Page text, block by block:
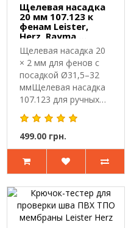
Щелевая насадка
20 мм 107.123 к
фенам Leister,
Herz, Rayma,
Goodizol, Neico и
другим
Щелевая насадка 20
× 2 мм для фенов с
посадкой Ø31,5–32
ммЩелевая насадка
107.123 для ручных
сварочн..
499.00 грн.